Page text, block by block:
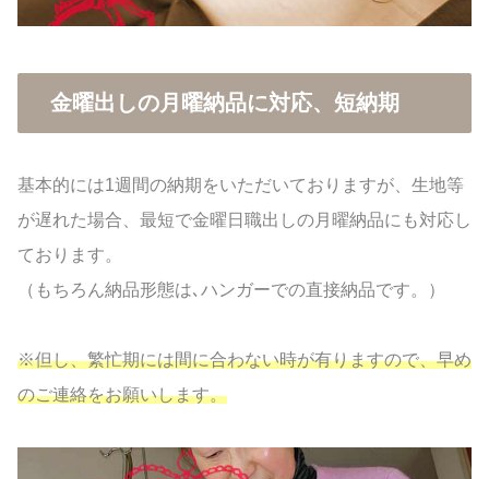
金曜出しの月曜納品に対応、短納期
基本的には1週間の納期をいただいておりますが、生地等
が遅れた場合、最短で金曜日職出しの月曜納品にも対応し
ております。
（もちろん納品形態は､ハンガーでの直接納品です。）
※但し、繁忙期には間に合わない時が有りますので、早め
のご連絡をお願いします。